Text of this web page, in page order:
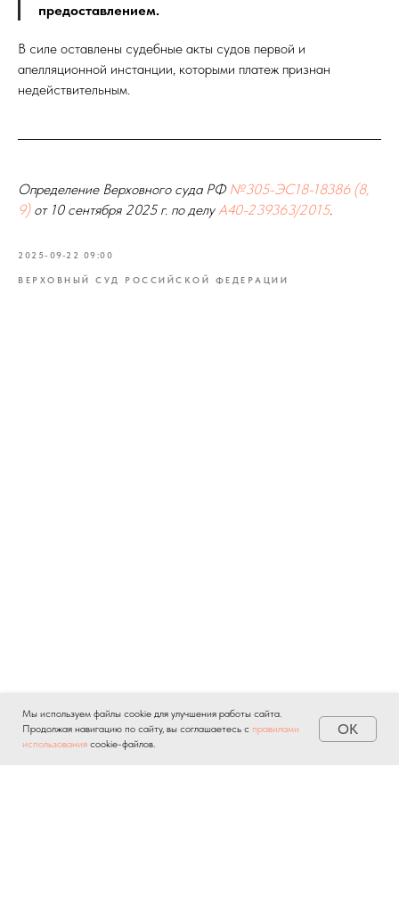
Мы используем файлы cookie для улучшения работы сайта.
Продолжая навигацию по сайту, вы соглашаетесь с правилами
использования cookie-файлов.
OK
предоставлением.
В силе оставлены судебные акты судов первой и
апелляционной инстанции, которыми платеж признан
недействительным.
Определение Верховного суда РФ №305-ЭС18-18386 (8,
9)от 10 сентября 2025 г. по делуА40-239363/2015.
2025-09-22 09:00
ВЕРХОВНЫЙ СУД РОССИЙСКОЙ ФЕДЕРАЦИИ